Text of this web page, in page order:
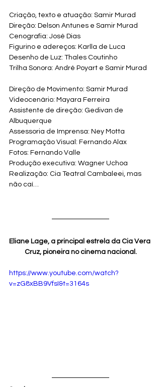
Criação, texto e atuação: Samir Murad
Direção: Delson Antunes e Samir Murad
Cenografia: José Dias
Figurino e adereços: Karlla de Luca
Desenho de Luz: Thales Coutinho
Trilha Sonora: André Poyart e Samir Murad
Direção de Movimento: Samir Murad
Videocenário: Mayara Ferreira
Assistente de direção: Gedivan de
Albuquerque
Assessoria de Imprensa: Ney Motta
Programação Visual: Fernando Alax
Fotos: Fernando Valle
Produção executiva: Wagner Uchoa
Realização: Cia Teatral Cambaleei, mas
não caí…
Eliane Lage, a principal estrela da Cia Vera
Cruz, pioneira no cinema nacional.
https://www.youtube.com/watch?
v=zG8xBB9VfsI&t=3164s